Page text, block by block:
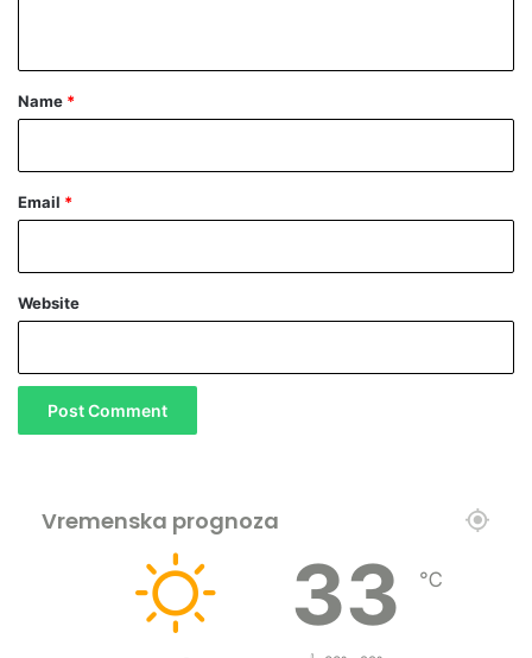
*
Name *
Email *
Website
Vremenska prognoza
33 ℃